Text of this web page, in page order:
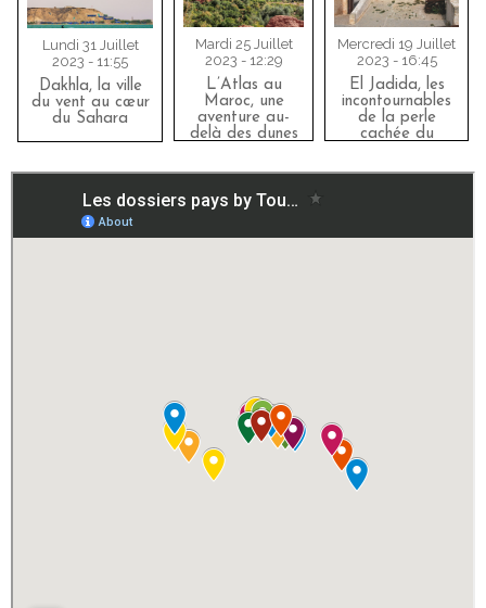
Lundi 31 Juillet
2023 - 11:55
Dakhla, la ville
du vent au cœur
du Sahara
Mardi 25 Juillet
2023 - 12:29
L’Atlas au
Maroc, une
aventure au-
delà des dunes
Mercredi 19 Juillet
2023 - 16:45
El Jadida, les
incontournables
de la perle
cachée du